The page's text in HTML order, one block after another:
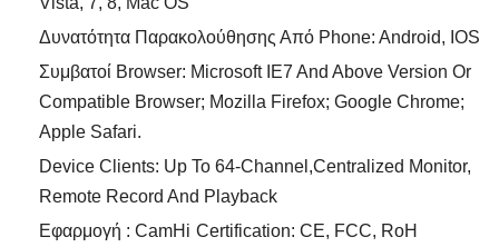
Δυνατότητα Παρακολούθησης Από Phone: Android, IOS
Συμβατοί Browser: Microsoft IE7 And Above Version Or
Compatible Browser; Mozilla Firefox; Google Chrome;
Apple Safari.
Device Clients: Up To 64-Channel,centralized Monitor,
Remote Record And Playback
Εφαρμογή : CamHi Certification: CE, FCC, RoH